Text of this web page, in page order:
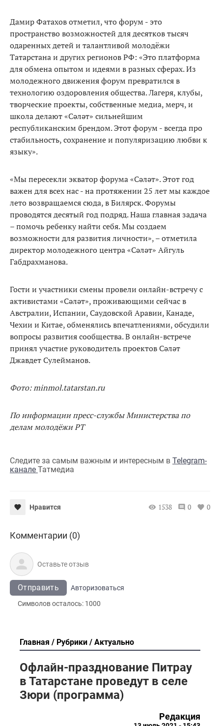
Дамир Фатахов отметил, что форум - это
пространство возможностей для десятков тысяч
одаренных детей и талантливой молодёжи
Татарстана и других регионов РФ: «Это платформа
для обмена опытом и идеями в разных сферах. Из
молодежного движения форум превратился в
технологию оздоровления общества. Лагеря, клубы,
творческие проекты, собственные медиа, мерч, и
школа делают «Сәләт» сильнейшим
республиканским брендом. Этот форум - всегда про
стабильность, сохранение и популяризацию любви к
языку».
«Мы пересекли экватор форума «Сәләт». Этот год
важен для всех нас - на протяжении 25 лет мы каждое
лето возвращаемся сюда, в Билярск. Форумы
проводятся десятый год подряд. Наша главная задача
– помочь ребенку найти себя. Мы создаем
возможности для развития личности», – отметила
директор молодежного центра «Сәләт» Айгуль
Габдрахманова.
Гости и участники смены провели онлайн-встречу с
активистами «Сәләт», проживающими сейчас в
Австралии, Испании, Саудовской Аравии, Канаде,
Чехии и Китае, обменялись впечатлениями, обсудили
вопросы развития сообщества. В онлайн-встрече
принял участие руководитель проектов Сәләт
Джавдет Сулейманов.
Фото: minmol.tatarstan.ru
По информации пресс-службы Министерства по
делам молодёжи РТ
Следите за самым важным и интересным в Telegram-
канале Татмедиа
Нравится 1538 0 0
Комментарии (0)
Отправить
Авторизоваться
Символов осталось: 1000
Главная Рубрики Актуально
Офлайн-празднование Питрау
в Татарстане проведут в селе
Зюри (программа)
Редакция